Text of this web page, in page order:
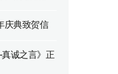
庆典致贺信
诚之言》正